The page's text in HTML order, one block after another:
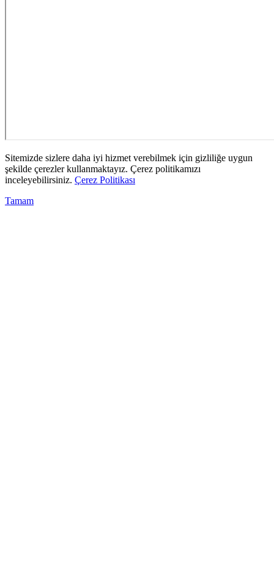
Sitemizde sizlere daha iyi hizmet verebilmek için gizliliğe uygun
şekilde çerezler kullanmaktayız. Çerez politikamızı
inceleyebilirsiniz. Çerez Politikası
Tamam